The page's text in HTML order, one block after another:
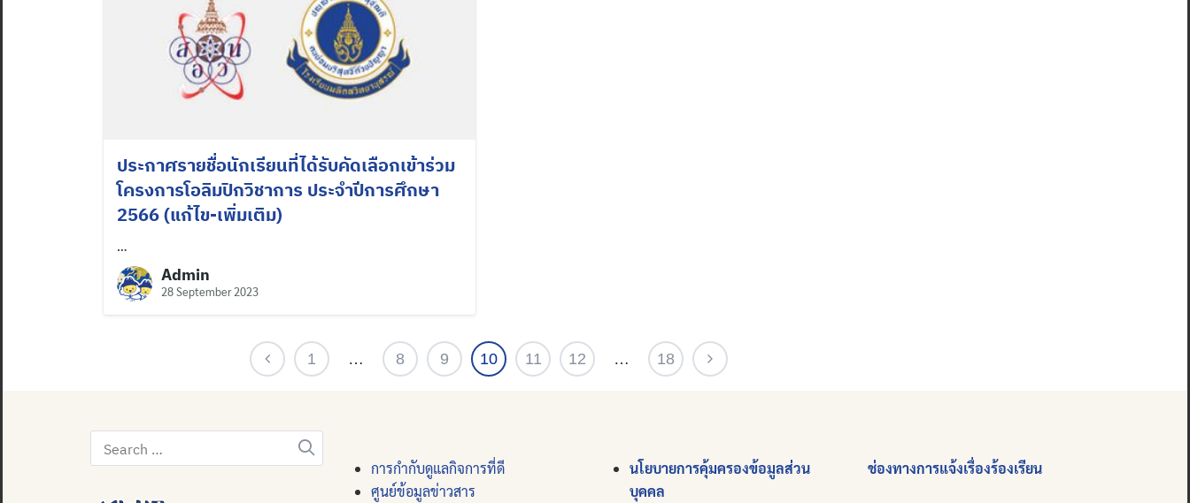
ประกาศรายชื่อนักเรียนที่ได้รับคัดเลือกเข้าร่วม
โครงการโอลิมปิกวิชาการ ประจำปีการศึกษา
2566 (แก้ไข-เพิ่มเติม)
…
Admin
28 September 2023
1 … 8 9 10 11 12 … 18
Search
for:
การกำกับดูแลกิจการที่ดี
ศูนย์ข้อมูลข่าวสาร
นโยบายการคุ้มครองข้อมูลส่วน
บุคคล
ช่องทางการแจ้งเรื่องร้องเรียน